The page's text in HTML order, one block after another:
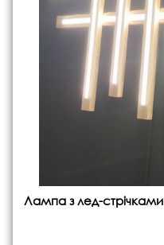
Лампа з лед-стрічками